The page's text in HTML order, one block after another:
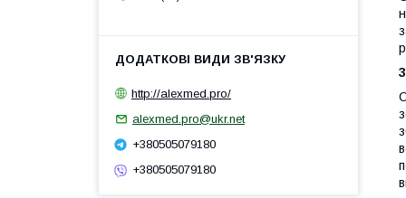
http://alexmed.pro/
alexmed.pro@ukr.net
+380505079180
+380505079180